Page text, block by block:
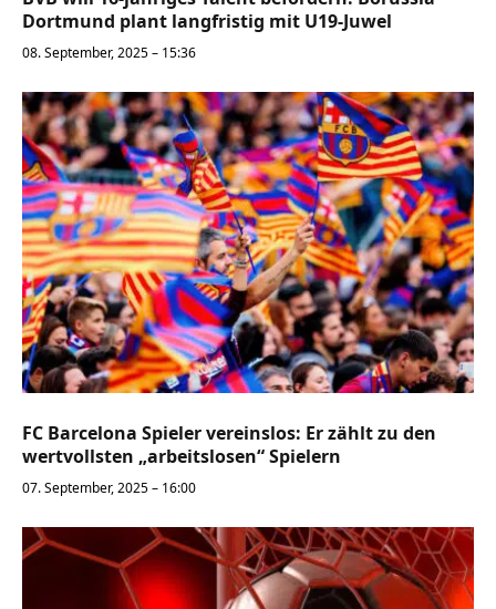
Dortmund plant langfristig mit U19-Juwel
08. September, 2025 – 15:36
FC Barcelona Spieler vereinslos: Er zählt zu den
wertvollsten „arbeitslosen“ Spielern
07. September, 2025 – 16:00